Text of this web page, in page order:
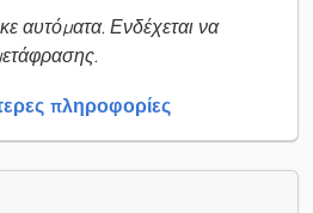
αυτόματα. Ενδέχεται να
πληροφορίες